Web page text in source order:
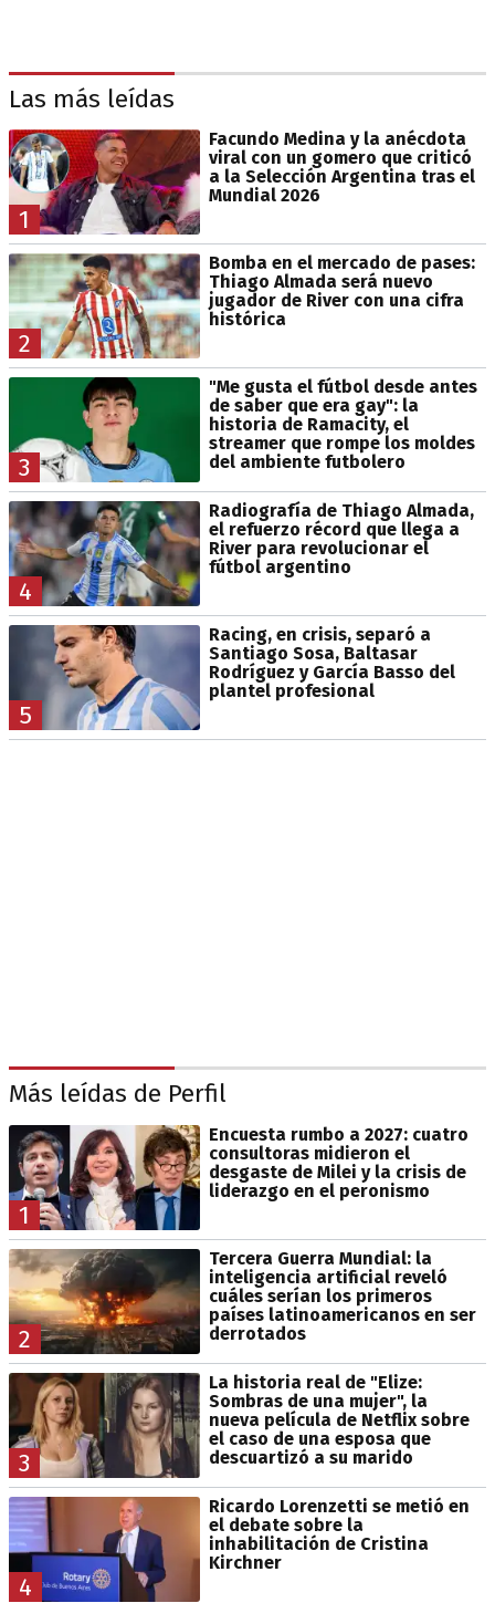
Las más leídas
1
Facundo Medina y la anécdota
viral con un gomero que criticó
a la Selección Argentina tras el
Mundial 2026
2
Bomba en el mercado de pases:
Thiago Almada será nuevo
jugador de River con una cifra
histórica
3
"Me gusta el fútbol desde antes
de saber que era gay": la
historia de Ramacity, el
streamer que rompe los moldes
del ambiente futbolero
4
Radiografía de Thiago Almada,
el refuerzo récord que llega a
River para revolucionar el
fútbol argentino
5
Racing, en crisis, separó a
Santiago Sosa, Baltasar
Rodríguez y García Basso del
plantel profesional
Más leídas de Perfil
1
Encuesta rumbo a 2027: cuatro
consultoras midieron el
desgaste de Milei y la crisis de
liderazgo en el peronismo
2
Tercera Guerra Mundial: la
inteligencia artificial reveló
cuáles serían los primeros
países latinoamericanos en ser
derrotados
3
La historia real de "Elize:
Sombras de una mujer", la
nueva película de Netflix sobre
el caso de una esposa que
descuartizó a su marido
4
Ricardo Lorenzetti se metió en
el debate sobre la
inhabilitación de Cristina
Kirchner